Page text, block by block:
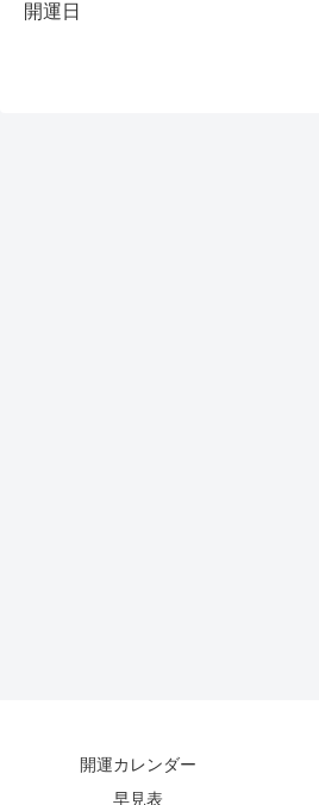
開運日
開運カレンダー
早見表